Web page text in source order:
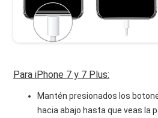
Para iPhone 7 y 7 Plus:
Mantén presionados los
hacia abajo hasta que veas la